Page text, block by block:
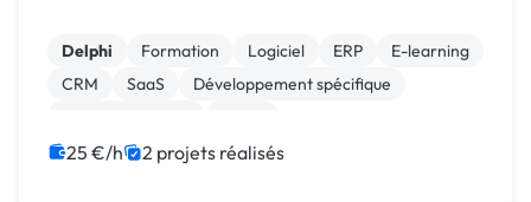
Delphi Formation Logiciel ERP
E-learning
CRM
SaaS
Développement spécifique
25 €/h 2 projets réalisés